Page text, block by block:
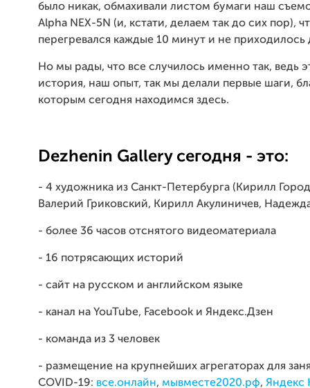
было никак, обмахивали листом бумаги наш
Alpha NEX-5N (и, кстати, делаем так до сих пор),
перегревался каждые 10 минут и не приходилось
Но мы рады, что все случилось именно так, ведь
история, наш опыт, так мы делали первые шаги,
которым сегодня находимся здесь.
Dezhenin Gallery сегодня - это:
- 4 художника из Санкт-Петербурга (Кирилл
Валерий Гриковский, Кирилл Акулиничев,
- более 36 часов отснятого видеоматериала
- 16 потрясающих историй
- сайт на русском и английском языке
- канал на YouTube, Facebook и Яндекс.Дзен
- команда из 3 человек
- размещение на крупнейших агрегаторах для
COVID-19: все.онлайн, мывместе2020.рф, Яндекс